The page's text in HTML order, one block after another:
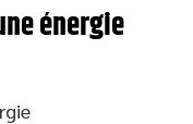
énergie